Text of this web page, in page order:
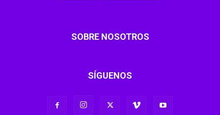
SOBRE NOSOTROS
SÍGUENOS